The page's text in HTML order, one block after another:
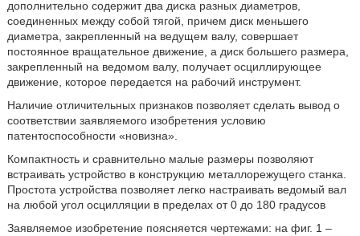
дополнительно содержит два диска разных диаметров,
соединенных между собой тягой, причем диск меньшего
диаметра, закрепленный на ведущем валу, совершает
постоянное вращательное движение, а диск большего размера,
закрепленный на ведомом валу, получает осциллирующее
движение, которое передается на рабочий инструмент.
Наличие отличительных признаков позволяет сделать вывод о
соответствии заявляемого изобретения условию
патентоспособности «новизна».
Компактность и сравнительно малые размеры позволяют
встраивать устройство в конструкцию металлорежущего станка.
Простота устройства позволяет легко настраивать ведомый вал
на любой угол осцилляции в пределах от 0 до 180 градусов
Заявляемое изобретение поясняется чертежами: на фиг. 1 –